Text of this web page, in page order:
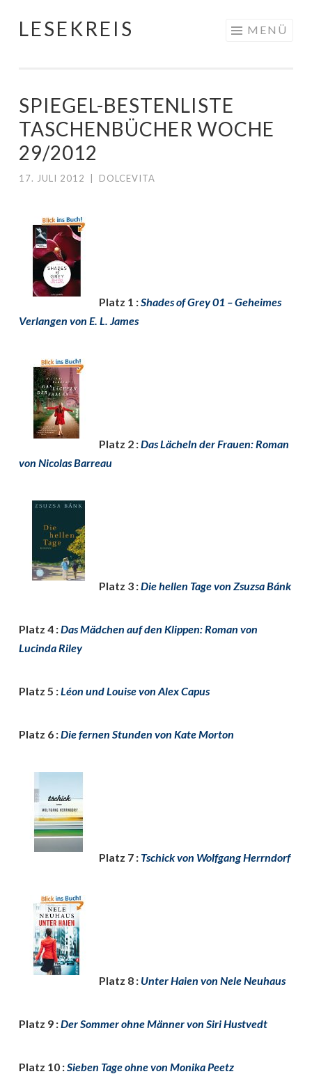
Springe
LESEKREIS MENÜ
SPIEGEL-BESTENLISTE
TASCHENBÜCHER WOCHE
29/2012
17. JULI 2012 DOLCEVITA
Platz 1 :Shades of Grey 01 – Geheimes
Verlangen von E. L. James
Platz 2 :Das Lächeln der Frauen: Roman
von Nicolas Barreau
Platz 3 :Die hellen Tage von Zsuzsa Bánk
Platz 4 :Das Mädchen auf den Klippen: Roman von
Lucinda Riley
Platz 5 :Léon und Louise von Alex Capus
Platz 6 :Die fernen Stunden von Kate Morton
Platz 7 : Tschick von Wolfgang Herrndorf
Platz 8 : Unter Haien von Nele Neuhaus
Platz 9 :Der Sommer ohne Männer von Siri Hustvedt
Platz 10 :Sieben Tage ohne von Monika Peetz